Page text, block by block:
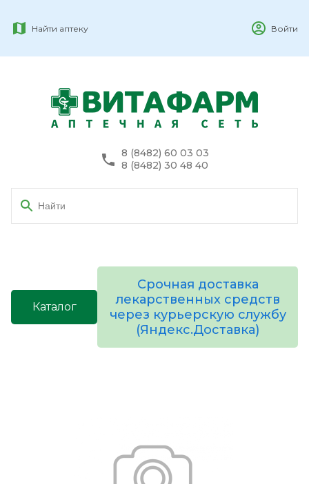
Найти аптеку Войти
8 (8482) 60 03 03
8 (8482) 30 48 40
Каталог
Срочная доставка
лекарственных средств
через курьерскую службу
(Яндекс.Доставка)